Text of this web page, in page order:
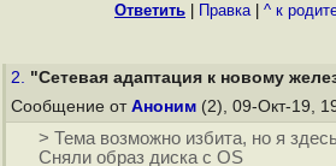
Ответить Правка| ^ к
2. "Сетевая адаптация к новому
Сообщение от Аноним (2), 09-Окт-19,
> Тема возможно избита, но я
Сняли образ диска с OS